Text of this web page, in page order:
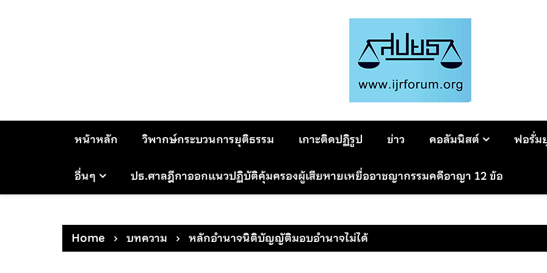
หน้าหลัก วิพากษ์กระบวนการยุติธรรม เกาะติดปฏิรูป ข่าว คอลัมนิสต์ ฟอรั่ม
อื่นๆ ปธ.ศาลฎีกาออกแนวปฏิบัติคุ้มครองผู้เสียหายเหยื่ออาชญากรรมคดีอาญา 12 ข้อ
Home บทความ หลักอำนาจนิติบัญญัติมอบอำนาจไม่ได้